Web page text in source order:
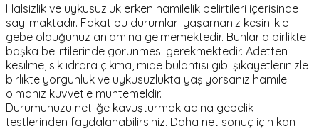
Halsizlik ve uykusuzluk erken hamilelik belirtileri içerisinde
sayılmaktadır. Fakat bu durumları yaşamanız kesinlikle
gebe olduğunuz anlamına gelmemektedir. Bunlarla birlikte
başka belirtilerinde görünmesi gerekmektedir. Adetten
kesilme, sık idrara çıkma, mide bulantısı gibi şikayetlerinizle
birlikte yorgunluk ve uykusuzlukta yaşıyorsanız hamile
olmanız kuvvetle muhtemeldir.
Durumunuzu netliğe kavuşturmak adına gebelik
testlerinden faydalanabilirsiniz. Daha net sonuç için kan